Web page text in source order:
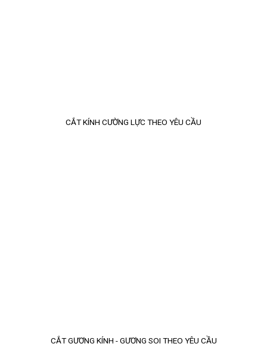
CẮT KÍNH CƯỜNG LỰC THEO YÊU CẦU
CẮT GƯƠNG KÍNH - GƯƠNG SOI THEO YÊU CẦU